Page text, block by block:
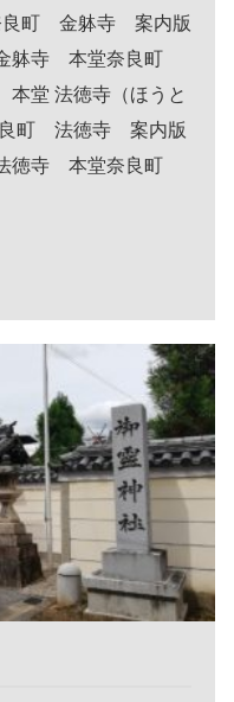
良町 金躰寺 案内版
躰寺 本堂奈良町
堂 法徳寺（ほうと
町 法徳寺 案内版
徳寺 本堂奈良町